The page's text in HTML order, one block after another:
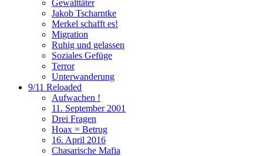
Gewalttäter
Jakob Tscharntke
Merkel schafft es!
Migration
Ruhig und gelassen
Soziales Gefüge
Terror
Unterwanderung
9/11 Reloaded
Aufwachen !
11. September 2001
Drei Fragen
Hoax = Betrug
16. April 2016
Chasarische Mafia